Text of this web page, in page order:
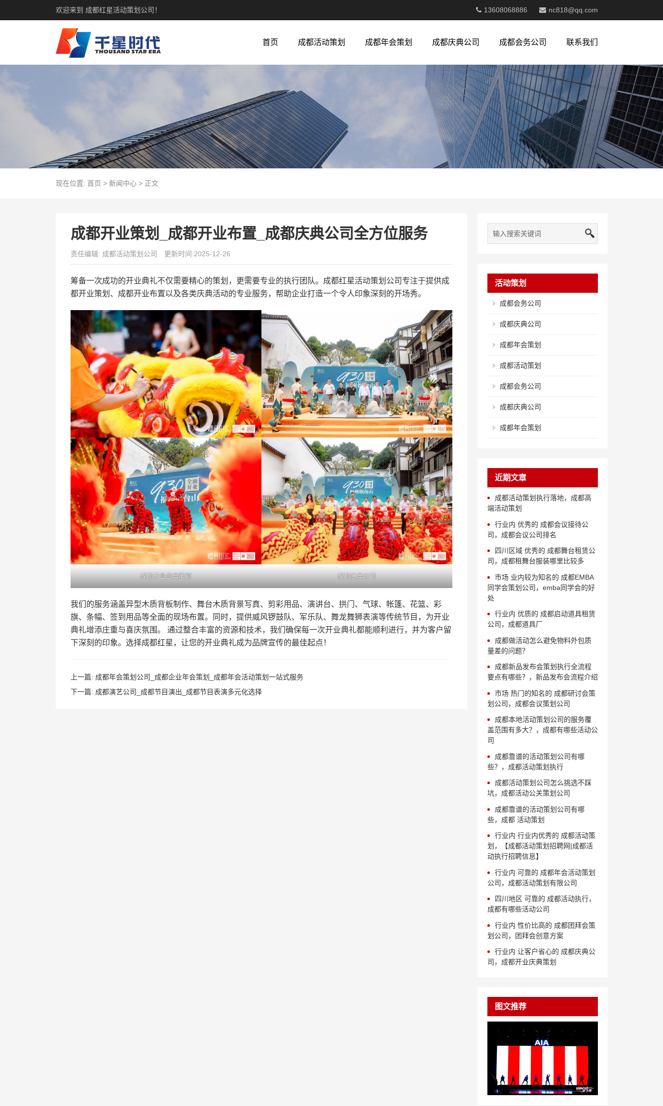
欢迎来到 成都红星活动策划公司！ 13608068886 nc818@qq.com
首页 成都活动策划 成都年会策划 成都庆典公司 成都会务公司 联系我们
现在位置: 首页 > 新闻中心> 正文
成都开业策划_成都开业布置_成都庆典公司全方位服务
责任编辑: 成都活动策划公司 更新时间:2025-12-26
筹备一次成功的开业典礼不仅需要精心的策划，更需要专业的执行团队。成都红星活动策划公司专注于提供成
都开业策划、成都开业布置以及各类庆典活动的专业服务，帮助企业打造一个令人印象深刻的开场秀。
成都开业盛典策划 成都庆典公司
我们的服务涵盖异型木质背板制作、舞台木质背景写真、剪彩用品、演讲台、拱门、气球、帐篷、花篮、彩
旗、条幅、签到用品等全面的现场布置。同时，提供威风锣鼓队、军乐队、舞龙舞狮表演等传统节目，为开业
典礼增添庄重与喜庆氛围。 通过整合丰富的资源和技术，我们确保每一次开业典礼都能顺利进行，并为客户留
下深刻的印象。选择成都红星，让您的开业典礼成为品牌宣传的最佳起点！
上一篇: 成都年会策划公司_成都企业年会策划_成都年会活动策划一站式服务
下一篇: 成都演艺公司_成都节目演出_成都节目表演多元化选择
活动策划
成都会务公司
成都庆典公司
成都年会策划
成都活动策划
成都会务公司
成都庆典公司
成都年会策划
近期文章
成都活动策划执行落地，成都高
端活动策划
行业内 优秀的 成都会议接待公
司，成都会议公司排名
四川区域 优秀的 成都舞台租赁公
司，成都租舞台服装哪里比较多
市场 业内较为知名的 成都EMBA
同学会策划公司，emba同学会的好
处
行业内 优质的 成都启动道具租赁
公司，成都道具厂
成都做活动怎么避免物料外包质
量差的问题？
成都新品发布会策划执行全流程
要点有哪些？，新品发布会流程介绍
市场 热门的知名的 成都研讨会策
划公司，成都会议策划公司
成都本地活动策划公司的服务覆
盖范围有多大？，成都有哪些活动公
司
成都靠谱的活动策划公司有哪
些？，成都活动策划执行
成都活动策划公司怎么挑选不踩
坑，成都活动公关策划公司
成都靠谱的活动策划公司有哪
些，成都 活动策划
行业内 行业内优秀的 成都活动策
划，【成都活动策划招聘网|成都活
动执行招聘信息】
行业内 可靠的 成都年会活动策划
公司，成都活动策划有限公司
四川地区 可靠的 成都活动执行，
成都有哪些活动公司
行业内 性价比高的 成都团拜会策
划公司，团拜会创意方案
行业内 让客户省心的 成都庆典公
司，成都开业庆典策划
图文推荐